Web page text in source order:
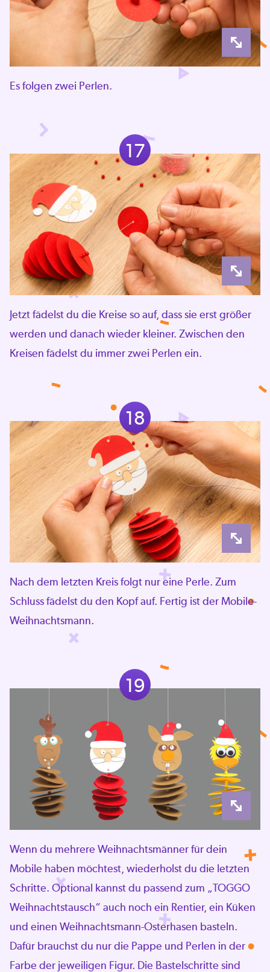
Es folgen zwei Perlen.
17
Jetzt fädelst du die Kreise so auf, dass sie erst größer
werden und danach wieder kleiner. Zwischen den
Kreisen fädelst du immer zwei Perlen ein.
18
Nach dem letzten Kreis folgt nur eine Perle. Zum
Schluss fädelst du den Kopf auf. Fertig ist der Mobile-
Weihnachtsmann.
19
Wenn du mehrere Weihnachtsmänner für dein
Mobile haben möchtest, wiederholst du die letzten
Schritte. Optional kannst du passend zum „TOGGO
Weihnachtstausch“ auch noch ein Rentier, ein Küken
und einen Weihnachtsmann-Osterhasen basteln.
Dafür brauchst du nur die Pappe und Perlen in der
Farbe der jeweiligen Figur. Die Bastelschritte sind